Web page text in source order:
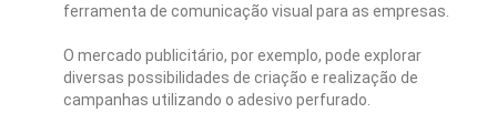
ferramenta de comunicação visual para as empresas.
O mercado publicitário, por exemplo, pode explorar
diversas possibilidades de criação e realização de
campanhas utilizando o adesivo perfurado.